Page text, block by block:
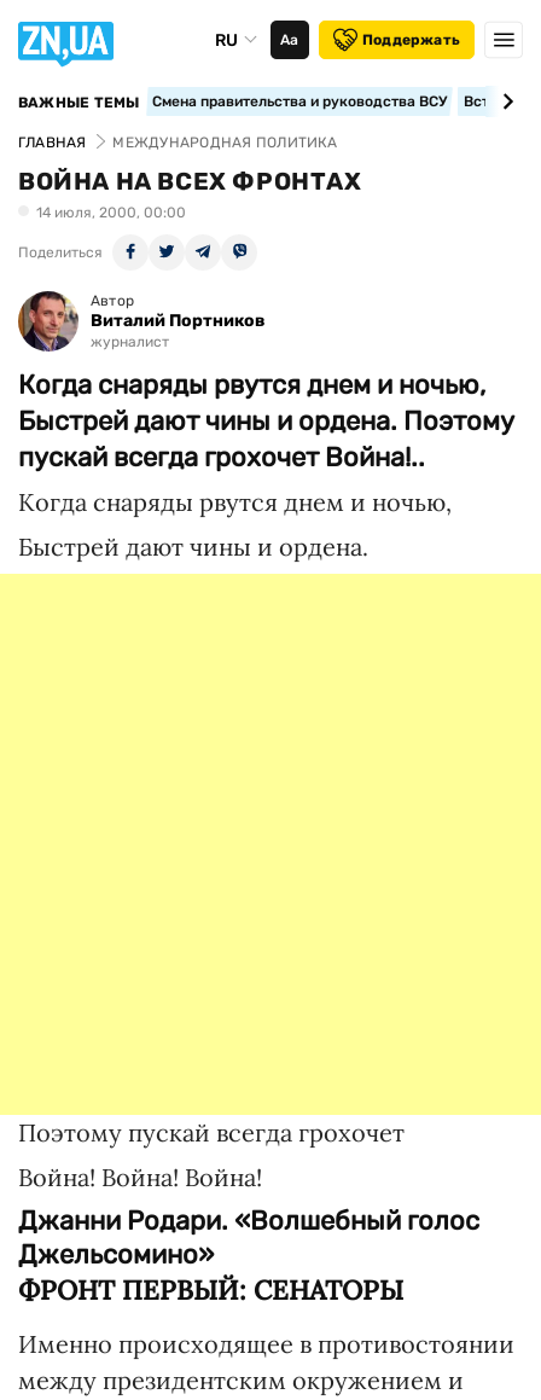
RU Аа Поддержать
ВАЖНЫЕ ТЕМЫ Смена правительства и руководства ВСУ
ГЛАВНАЯ МЕЖДУНАРОДНАЯ ПОЛИТИКА
ВОЙНА НА ВСЕХ ФРОНТАХ
14 июля, 2000, 00:00
Поделиться
Автор
Виталий Портников
журналист
Когда снаряды рвутся днем и ночью,
Быстрей дают чины и ордена. Поэтому
пускай всегда грохочет Война!..
Когда снаряды рвутся днем и ночью,
Быстрей дают чины и ордена.
Поэтому пускай всегда грохочет
Война! Война! Война!
Джанни Родари. «Волшебный голос
Джельсомино»
ФРОНТ ПЕРВЫЙ: СЕНАТОРЫ
Именно происходящее в противостоянии
между президентским окружением и